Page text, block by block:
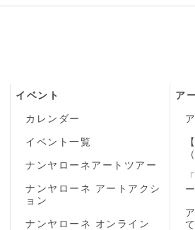
イベント
カレンダー
イベント一覧
ナンヤローネアートツアー
ナンヤローネ アートアクシ
ョン
ナンヤローネ オンライン
ア